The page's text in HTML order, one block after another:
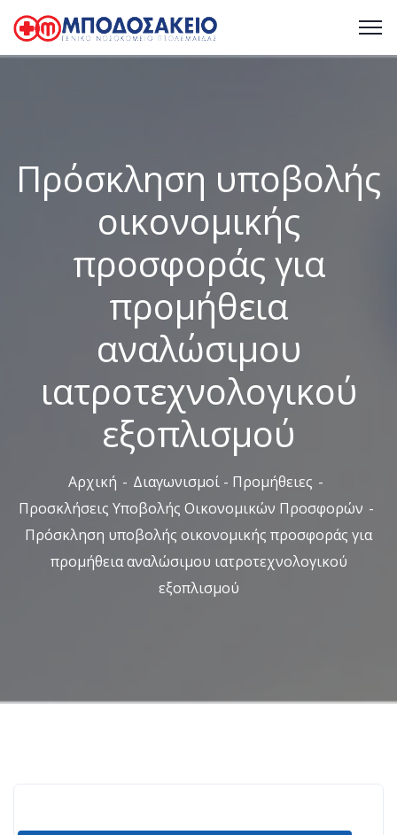
Πρόσκληση υποβολής
οικονομικής
προσφοράς για
προμήθεια
αναλώσιμου
ιατροτεχνολογικού
εξοπλισμού
Αρχική
Διαγωνισμοί - Προμήθειες
Προσκλήσεις Υποβολής Οικονομικών Προσφορών
Πρόσκληση υποβολής οικονομικής προσφοράς για
προμήθεια αναλώσιμου ιατροτεχνολογικού
εξοπλισμού